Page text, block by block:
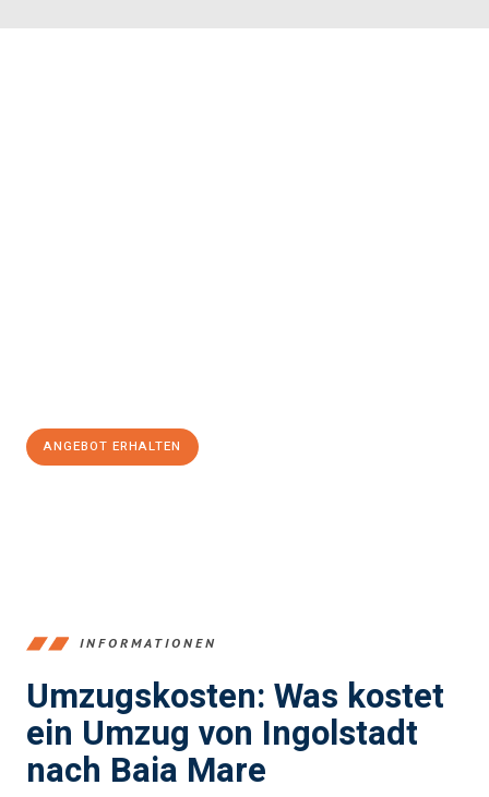
ANGEBOT ERHALTEN
INFORMATIONEN
Umzugskosten: Was kostet
ein Umzug von Ingolstadt
nach Baia Mare